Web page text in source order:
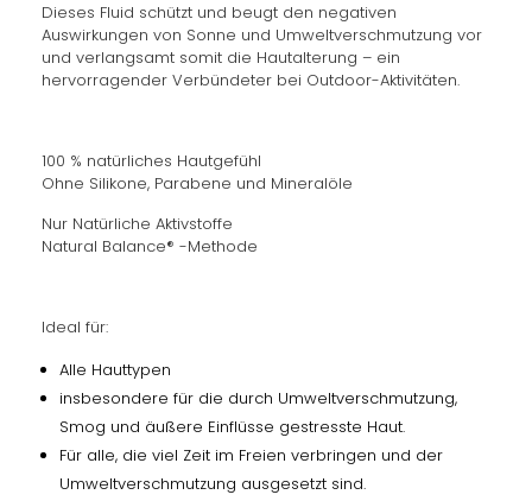
Dieses Fluid schützt und beugt den negativen
Auswirkungen von Sonne und Umweltverschmutzung vor
und verlangsamt somit die Hautalterung – ein
hervorragender Verbündeter bei Outdoor-Aktivitäten.
100 % natürliches Hautgefühl
Ohne Silikone, Parabene und Mineralöle
Nur Natürliche Aktivstoffe
Natural Balance® -Methode
Ideal für:
Alle Hauttypen
insbesondere für die durch Umweltverschmutzung,
Smog und äußere Einflüsse gestresste Haut.
Für alle, die viel Zeit im Freien verbringen und der
Umweltverschmutzung ausgesetzt sind.